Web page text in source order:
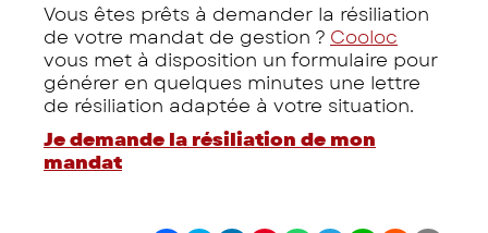
Vous êtes prêts à demander la résiliation
de votre mandat de gestion ? Cooloc
vous met à disposition un formulaire pour
générer en quelques minutes une lettre
de résiliation adaptée à votre situation.
Je demande la résiliation de mon
mandat